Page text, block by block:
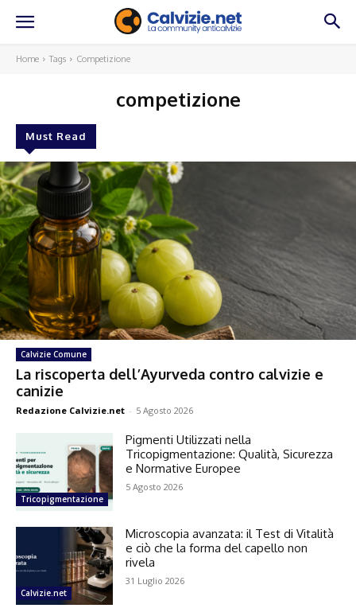
Home Tags Competizione
competizione
Must Read
Calvizie Comune
La riscoperta dell’Ayurveda contro calvizie e
canizie
Redazione Calvizie.net - 5 Agosto 2026
Tricopigmentazione
Pigmenti Utilizzati nella
Tricopigmentazione: Qualità, Sicurezza
e Normative Europee
5 Agosto 2026
Calvizie.net
Microscopia avanzata: il Test di Vitalità
e ciò che la forma del capello non
rivela
31 Luglio 2026